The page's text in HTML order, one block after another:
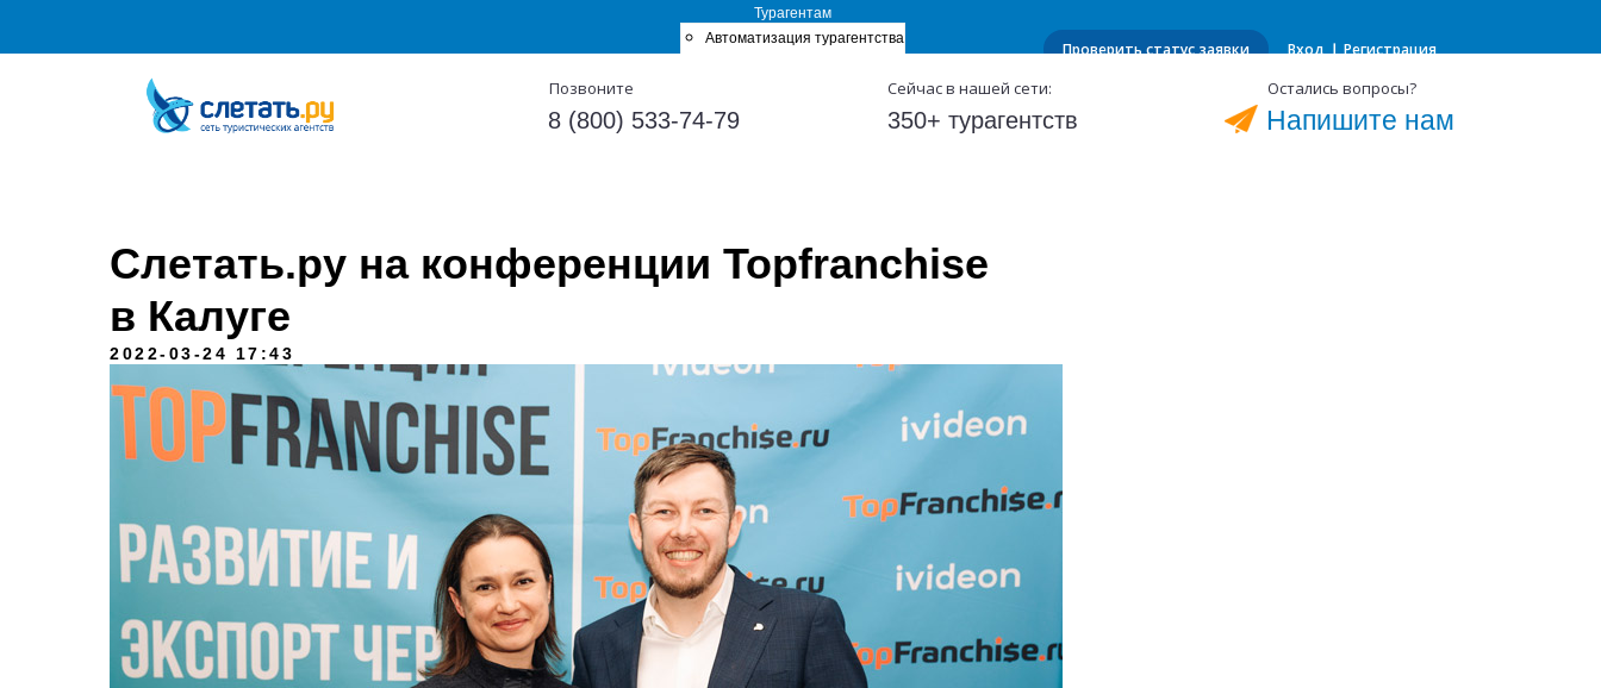
Туристам Сервис бронирования
Турагентам
Автоматизация турагентства
ТурОфис
Проверить статус заявки Вход ❘ Регистрация
8 (800) 533-74-79
Позвоните Сейчас в нашей сети:
350+ турагентств
Остались вопросы?
Напишите нам
Слетать.ру на конференции Topfranchise
в Калуге
2022-03-24 17:43